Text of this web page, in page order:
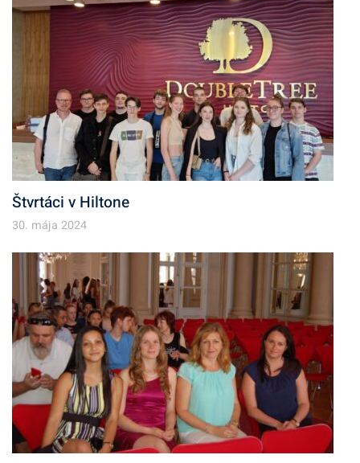
Štvrtáci v Hiltone
30. mája 2024